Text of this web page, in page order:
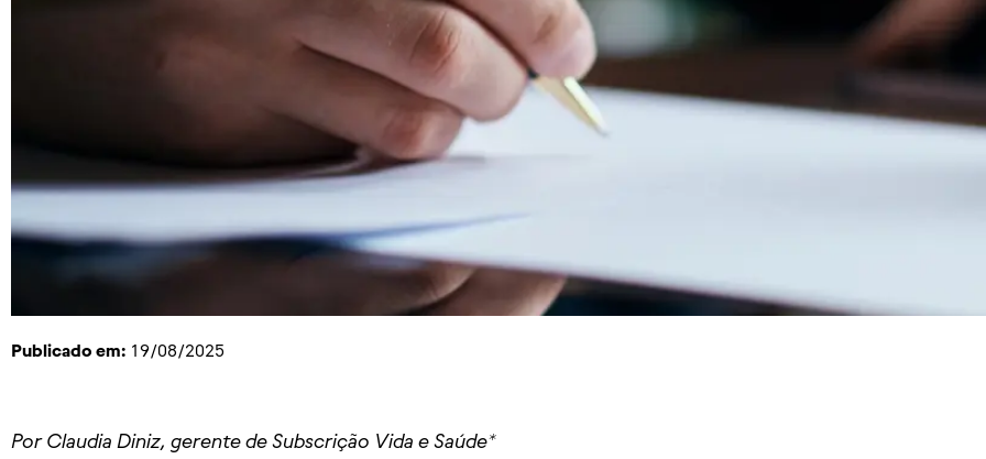
Publicado em: 19/08/2025
Por Claudia Diniz, gerente de Subscrição Vida e Saúde*